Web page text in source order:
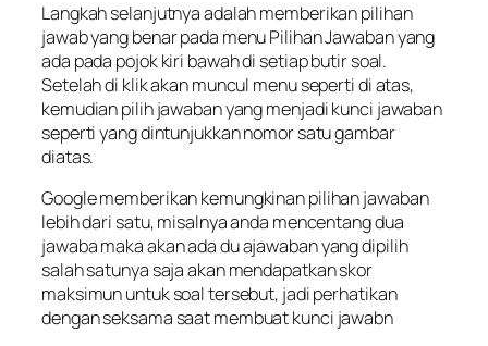
Langkah selanjutnya adalah memberikan pilihan
jawab yang benar pada menu Pilihan Jawaban yang
ada pada pojok kiri bawah di setiap butir soal.
Setelah di klik akan muncul menu seperti di atas,
kemudian pilih jawaban yang menjadi kunci jawaban
seperti yang dintunjukkan nomor satu gambar
diatas.
Google memberikan kemungkinan pilihan jawaban
lebih dari satu, misalnya anda mencentang dua
jawaba maka akan ada du ajawaban yang dipilih
salah satunya saja akan mendapatkan skor
maksimun untuk soal tersebut, jadi perhatikan
dengan seksama saat membuat kunci jawabn